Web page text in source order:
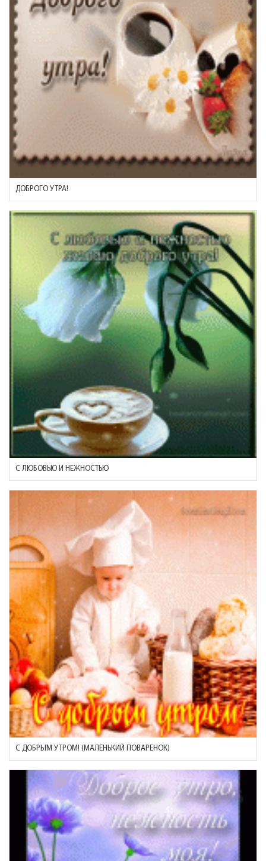
ДОБРОГО УТРА!
С ЛЮБОВЬЮ И НЕЖНОСТЬЮ
С ДОБРЫМ УТРОМ! (МАЛЕНЬКИЙ ПОВАРЕНОК)